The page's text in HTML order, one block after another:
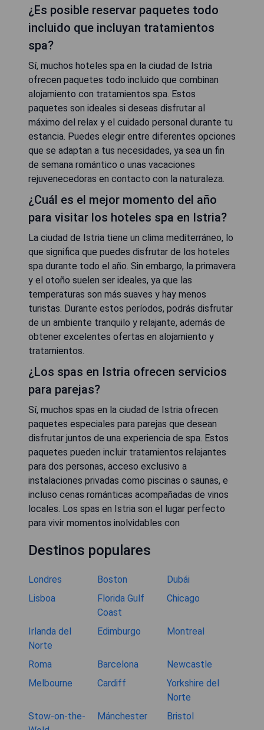
¿Es posible reservar paquetes todo
incluido que incluyan tratamientos
spa?
Sí, muchos hoteles spa en la ciudad de Istria
ofrecen paquetes todo incluido que combinan
alojamiento con tratamientos spa. Estos
paquetes son ideales si deseas disfrutar al
máximo del relax y el cuidado personal durante tu
estancia. Puedes elegir entre diferentes opciones
que se adaptan a tus necesidades, ya sea un fin
de semana romántico o unas vacaciones
rejuvenecedoras en contacto con la naturaleza.
¿Cuál es el mejor momento del año
para visitar los hoteles spa en Istria?
La ciudad de Istria tiene un clima mediterráneo, lo
que significa que puedes disfrutar de los hoteles
spa durante todo el año. Sin embargo, la primavera
y el otoño suelen ser ideales, ya que las
temperaturas son más suaves y hay menos
turistas. Durante estos períodos, podrás disfrutar
de un ambiente tranquilo y relajante, además de
obtener excelentes ofertas en alojamiento y
tratamientos.
¿Los spas en Istria ofrecen servicios
para parejas?
Sí, muchos spas en la ciudad de Istria ofrecen
paquetes especiales para parejas que desean
disfrutar juntos de una experiencia de spa. Estos
paquetes pueden incluir tratamientos relajantes
para dos personas, acceso exclusivo a
instalaciones privadas como piscinas o saunas, e
incluso cenas románticas acompañadas de vinos
locales. Los spas en Istria son el lugar perfecto
para vivir momentos inolvidables con
Destinos populares
Londres Boston
Dubái
Lisboa
Florida Gulf
Coast
Chicago
Irlanda del
Norte
Edimburgo Montreal
Roma Barcelona
Newcastle
Melbourne
Cardiff
Yorkshire del
Norte
Stow-on-the-
Mánchester Bristol